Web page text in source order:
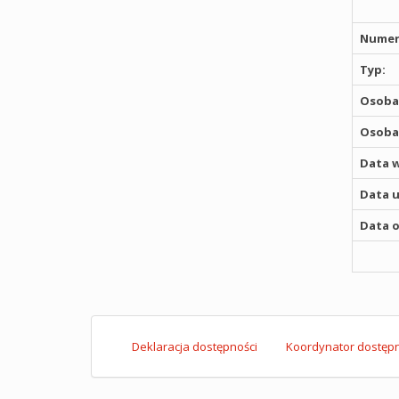
Typ:
Data
Data
Data
Deklaracja dostępności Koordynator